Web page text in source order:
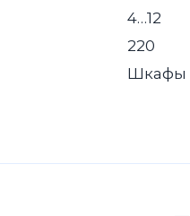
4…12
220
Шкафы